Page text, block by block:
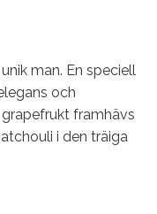
man. En speciell
och
framhävs
i den träiga